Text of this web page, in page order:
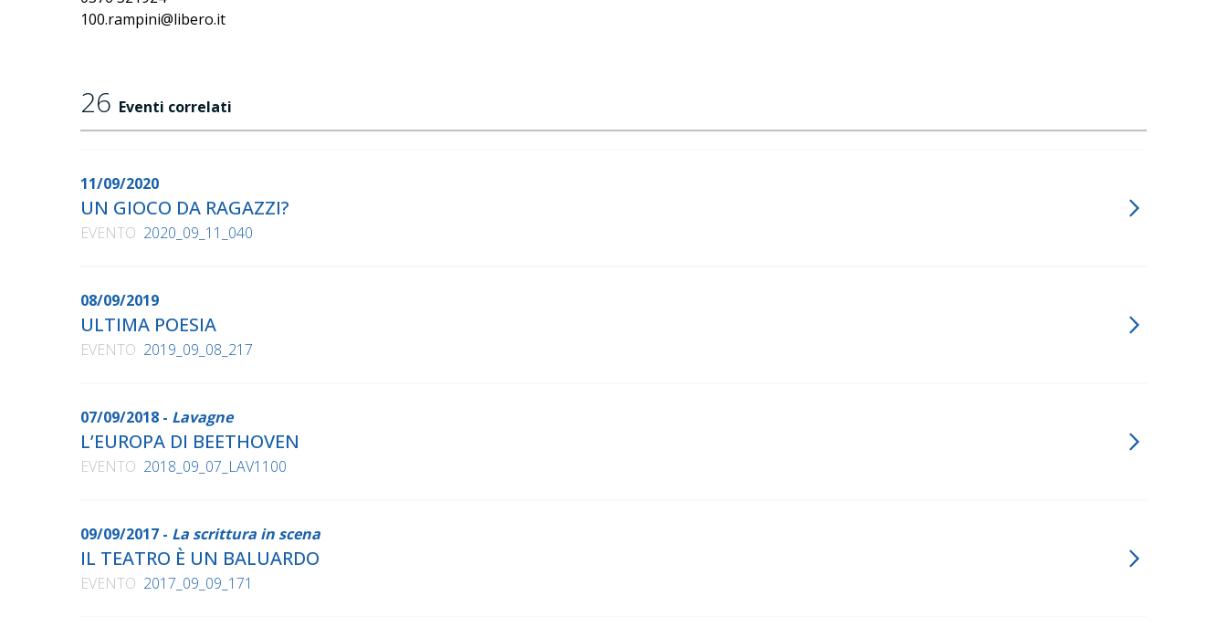
100.rampini@libero.it
26 Eventi correlati
11/09/2020
UN GIOCO DA RAGAZZI?
EVENTO 2020_09_11_040
08/09/2019
ULTIMA POESIA
EVENTO 2019_09_08_217
07/09/2018 - Lavagne
L’EUROPA DI BEETHOVEN
EVENTO 2018_09_07_LAV1100
09/09/2017 - La scrittura in scena
IL TEATRO È UN BALUARDO
EVENTO 2017_09_09_171